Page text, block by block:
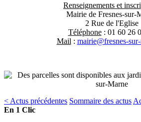
Renseignements et
Mairie de Fresnes-sur-
2 Rue de l'Eglise
Téléphone: 01 60 26
Mail : mairie@fresnes-
< Actus précédentes Sommaire des actus
En 1 Clic